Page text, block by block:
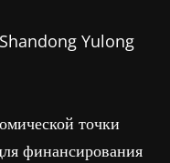
Shandong Yulong
точки
финансирования